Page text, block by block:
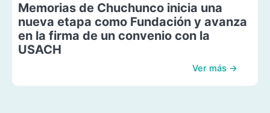
Memorias de Chuchunco inicia una
nueva etapa como Fundación y avanza
en la firma de un convenio con la
USACH
Ver más →